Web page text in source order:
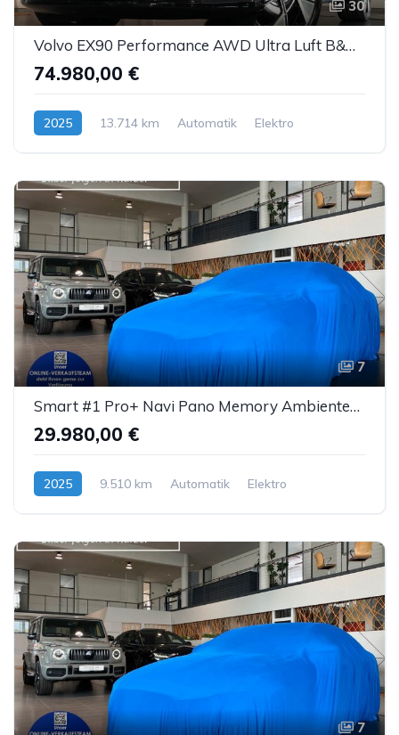
30
Volvo EX90 Performance AWD Ultra Luft B&W ACC AHK 7S
74.980,00 €
2025 13.714 km Automatik Elektro
7
Smart #1 Pro+ Navi Pano Memory AmbienteB. LED ACC 360°
29.980,00 €
2025 9.510 km Automatik Elektro
7